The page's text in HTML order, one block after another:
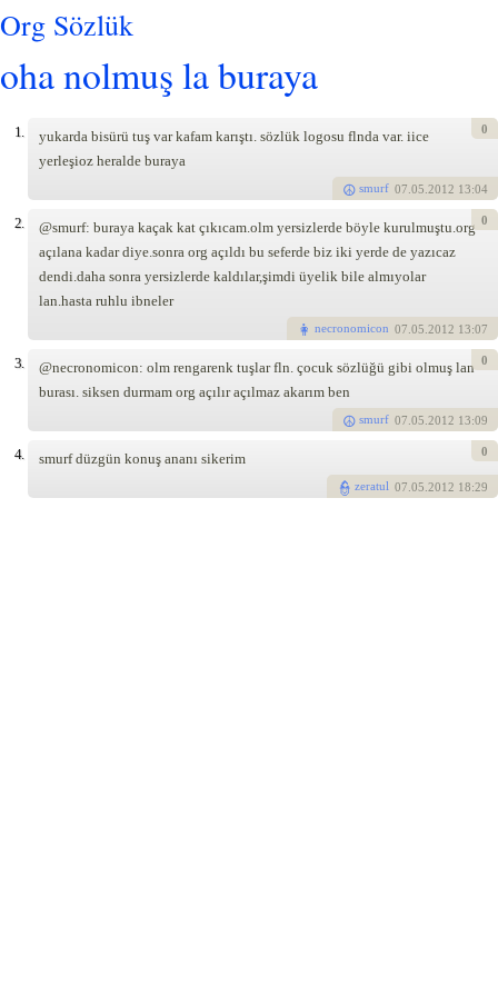
Org Sözlük
oha nolmuş la buraya
1.
yukarda bisürü tuş var kafam karıştı. sözlük logosu flnda var. iice
yerleşioz heralde buraya
smurf 07.05.2012 13:04
0
2.
@smurf: buraya kaçak kat çıkıcam.olm yersizlerde böyle kurulmuştu.org
açılana kadar diye.sonra org açıldı bu seferde biz iki yerde de yazıcaz
dendi.daha sonra yersizlerde kaldılar,şimdi üyelik bile almıyolar
lan.hasta ruhlu ibneler
necronomicon 07.05.2012 13:07
0
3.
@necronomicon: olm rengarenk tuşlar fln. çocuk sözlüğü gibi olmuş lan
burası. siksen durmam org açılır açılmaz akarım ben
smurf 07.05.2012 13:09
0
4. smurf düzgün konuş ananı sikerim
zeratul 07.05.2012 18:29
0